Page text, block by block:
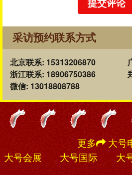
采访预约联系方式
北京联系: 15313206870
浙江联系: 18906750386
微信: 13018808788
更多
大号
大号会展
大号国际 大